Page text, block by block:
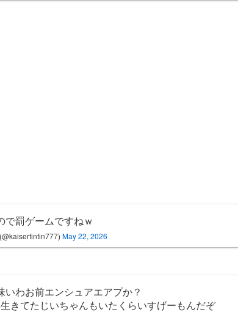
で罰ゲームですねｗ
May 22, 2026
いわお前エンシュアエアプか？
きてたじいちゃんもいたくらいすげーもんだぞ